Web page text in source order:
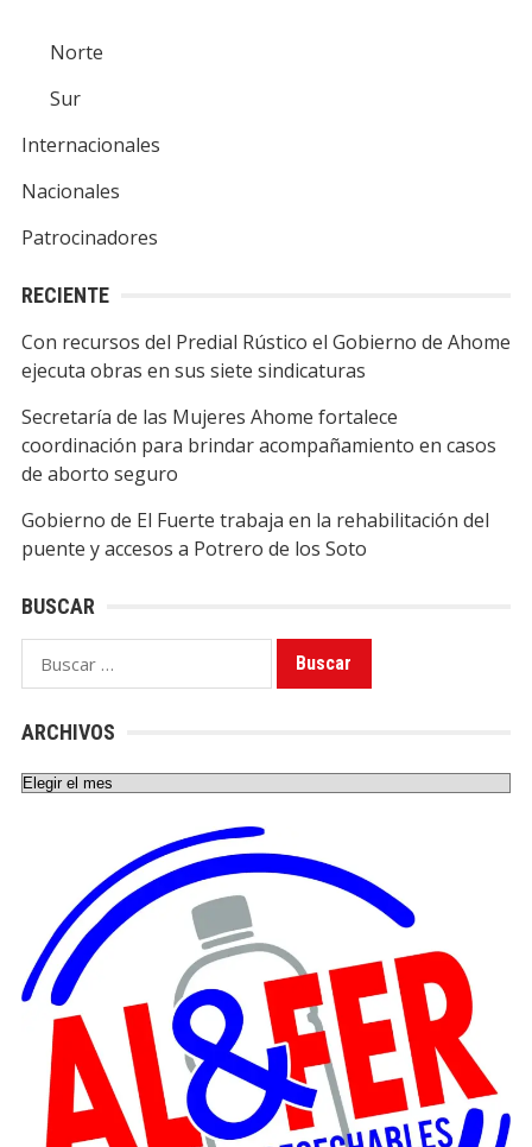
Norte
Sur
Internacionales
Nacionales
Patrocinadores
RECIENTE
Con recursos del Predial Rústico el Gobierno de Ahome
ejecuta obras en sus siete sindicaturas
Secretaría de las Mujeres Ahome fortalece
coordinación para brindar acompañamiento en casos
de aborto seguro
Gobierno de El Fuerte trabaja en la rehabilitación del
puente y accesos a Potrero de los Soto
BUSCAR
Buscar:
ARCHIVOS
Archivos